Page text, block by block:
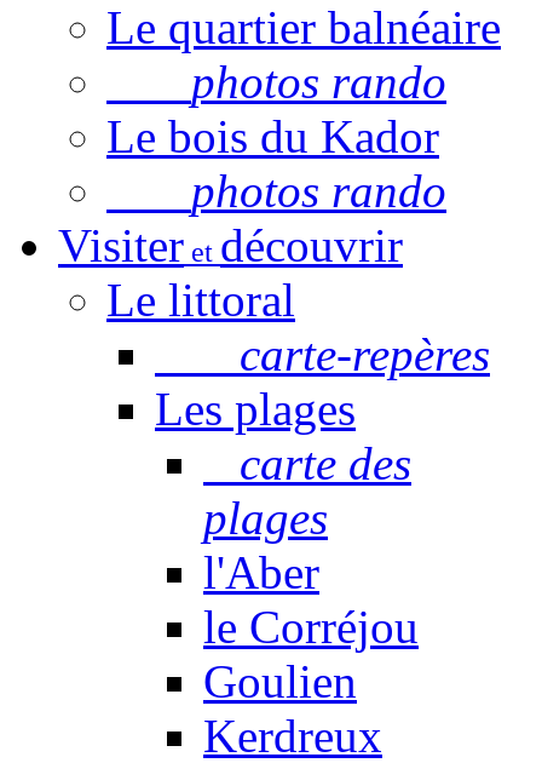
Le quartier balnéaire
photos rando
Le bois du Kador
photos rando
Visiter et découvrir
Le littoral
carte-repères
Les plages
carte des
plages
l'Aber
le Corréjou
Goulien
Kerdreux